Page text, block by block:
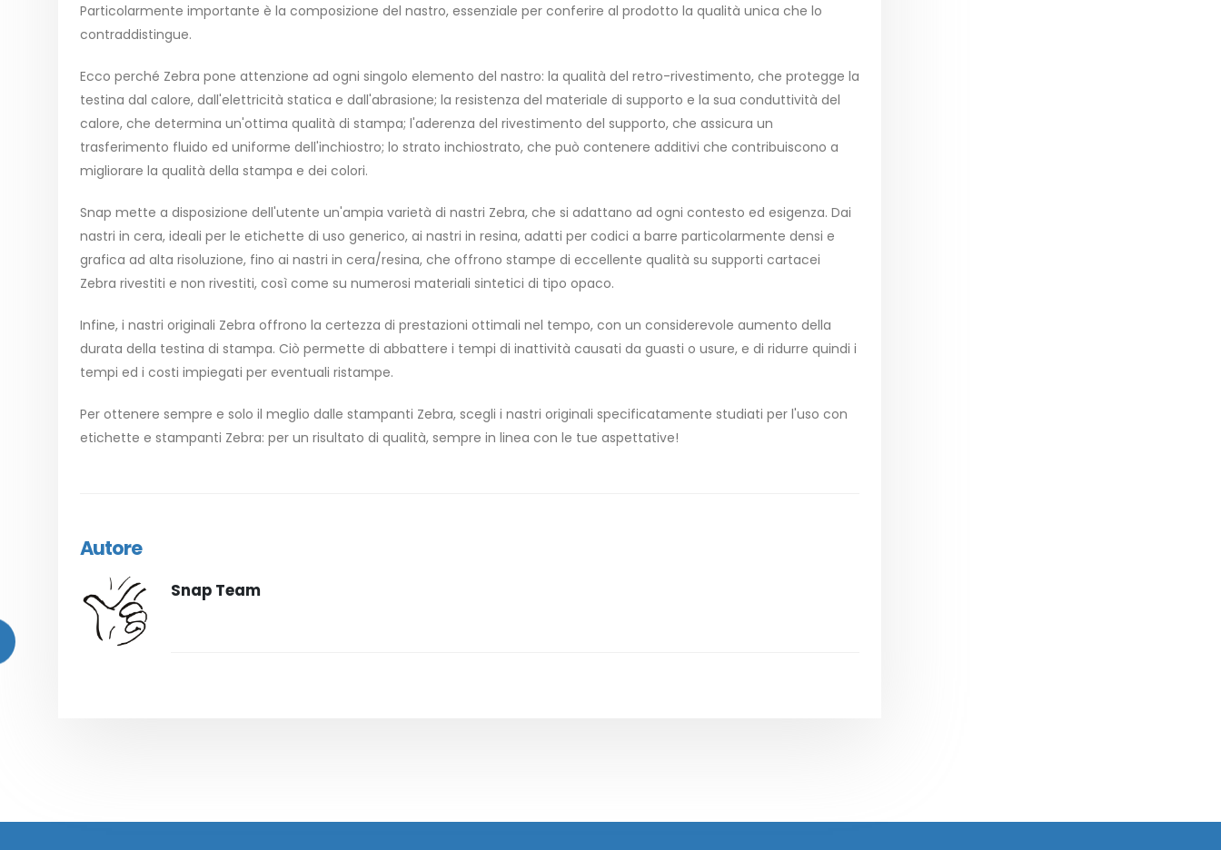
Particolarmente importante è la composizione del nastro, essenziale per conferire al prodotto la qualità unica che lo
contraddistingue.
Ecco perché Zebra pone attenzione ad ogni singolo elemento del nastro: la qualità del retro-rivestimento, che protegge la
testina dal calore, dall'elettricità statica e dall'abrasione; la resistenza del materiale di supporto e la sua conduttività del
calore, che determina un'ottima qualità di stampa; l'aderenza del rivestimento del supporto, che assicura un
trasferimento fluido ed uniforme dell'inchiostro; lo strato inchiostrato, che può contenere additivi che contribuiscono a
migliorare la qualità della stampa e dei colori.
Snap mette a disposizione dell'utente un'ampia varietà di nastri Zebra, che si adattano ad ogni contesto ed esigenza. Dai
nastri in cera, ideali per le etichette di uso generico, ai nastri in resina, adatti per codici a barre particolarmente densi e
grafica ad alta risoluzione, fino ai nastri in cera/resina, che offrono stampe di eccellente qualità su supporti cartacei
Zebra rivestiti e non rivestiti, così come su numerosi materiali sintetici di tipo opaco.
Infine, i nastri originali Zebra offrono la certezza di prestazioni ottimali nel tempo, con un considerevole aumento della
durata della testina di stampa. Ciò permette di abbattere i tempi di inattività causati da guasti o usure, e di ridurre quindi i
tempi ed i costi impiegati per eventuali ristampe.
Per ottenere sempre e solo il meglio dalle stampanti Zebra, scegli i nastri originali specificatamente studiati per l'uso con
etichette e stampanti Zebra: per un risultato di qualità, sempre in linea con le tue aspettative!
Autore
Snap Team